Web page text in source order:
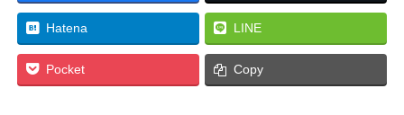
Hatena LINE
Pocket Copy